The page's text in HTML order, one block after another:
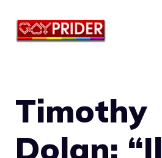
Timothy
Dolan: “Il